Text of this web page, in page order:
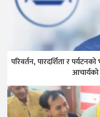
परिवर्तन, पारदर्शिता र
आचार्यको